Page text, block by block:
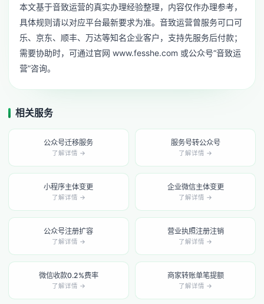
本文基于音致运营的真实办理经验整理，内容仅作办理参考，
具体规则请以对应平台最新要求为准。音致运营曾服务可口可
乐、京东、顺丰、万达等知名企业客户，支持先服务后付款；
需要协助时，可通过官网 www.fesshe.com 或公众号“音致运
营”咨询。
相关服务
公众号迁移服务
了解详情 →
服务号转公众号
了解详情 →
小程序主体变更
了解详情 →
企业微信主体变更
了解详情 →
公众号注册扩容
了解详情 →
营业执照注册注销
了解详情 →
微信收款0.2%费率
了解详情 →
商家转账单笔提额
了解详情 →